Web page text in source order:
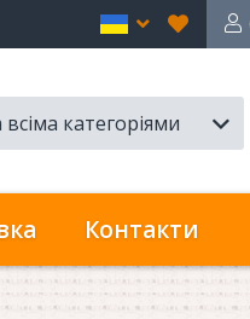
en
всіма категоріями
Контакти